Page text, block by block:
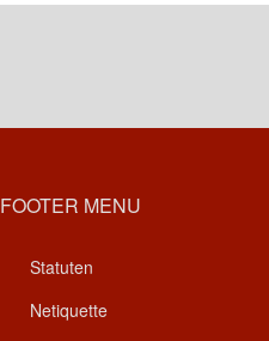
FOOTER MENU
Statuten
Netiquette